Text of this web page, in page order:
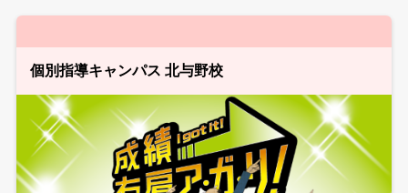
個別指導キャンパス 北与野校